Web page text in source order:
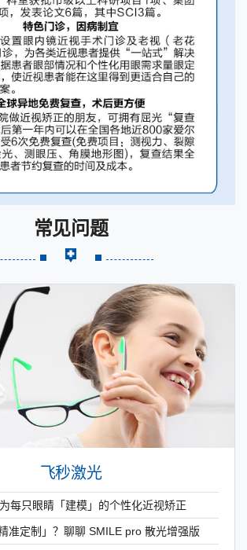
常见问题
飞秒激光
每只眼睛「建模」的个性化近视矫正
准定制」？聊聊 SMILE pro 散光增强版